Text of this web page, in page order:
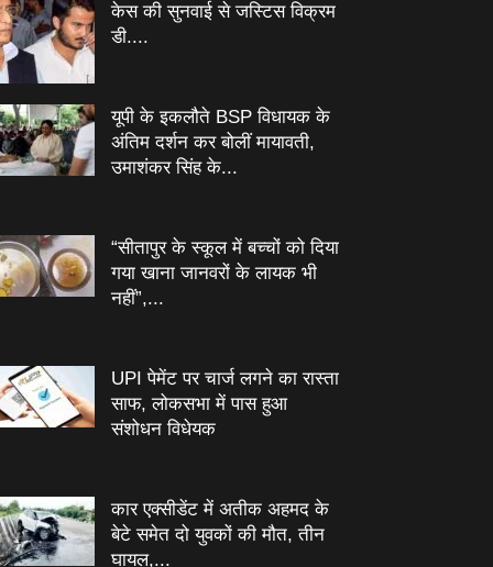
केस की सुनवाई से जस्टिस विक्रम
डी....
यूपी के इकलौते BSP विधायक के
अंतिम दर्शन कर बोलीं मायावती,
उमाशंकर सिंह के...
“सीतापुर के स्‍कूल में बच्‍चों को दिया
गया खाना जानवरों के लायक भी
नहीं”,...
UPI पेमेंट पर चार्ज लगने का रास्ता
साफ, लोकसभा में पास हुआ
संशोधन विधेयक
कार एक्सीडेंट में अतीक अहमद के
बेटे समेत दो युवकों की मौत, तीन
घायल,...